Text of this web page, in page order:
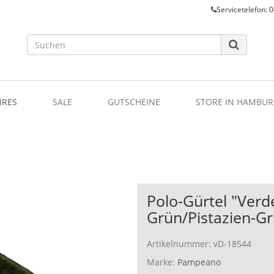
Servicetelefon:
SALE GUTSCHEINE STORE IN
Polo-Gürtel
Grün/Pistazien-
Artikelnummer: vD-18544
Marke: Pampeano